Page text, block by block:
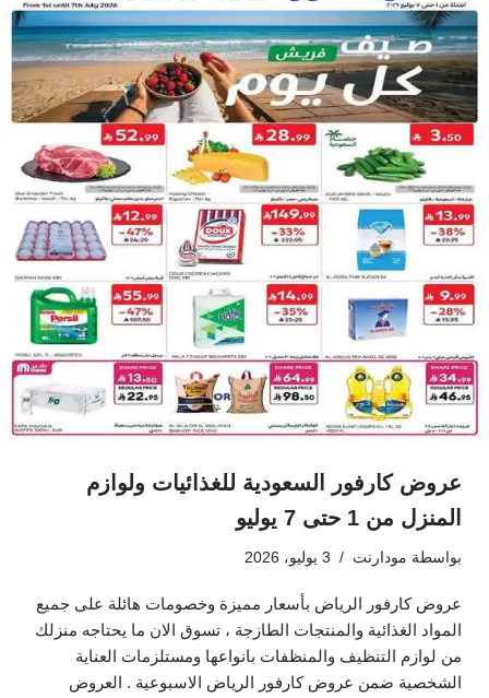
عروض كارفور السعودية للغذائيات ولوازم
المنزل من 1 حتى 7 يوليو
بواسطة مودارنت 3 يوليو، 2026
عروض كارفور الرياض بأسعار مميزة وخصومات هائلة على جميع
المواد الغذائية والمنتجات الطازجة ، تسوق الان ما يحتاجه منزلك
من لوازم التنظيف والمنظفات بانواعها ومستلزمات العناية
الشخصية ضمن عروض كارفور الرياض الاسبوعية . العروض